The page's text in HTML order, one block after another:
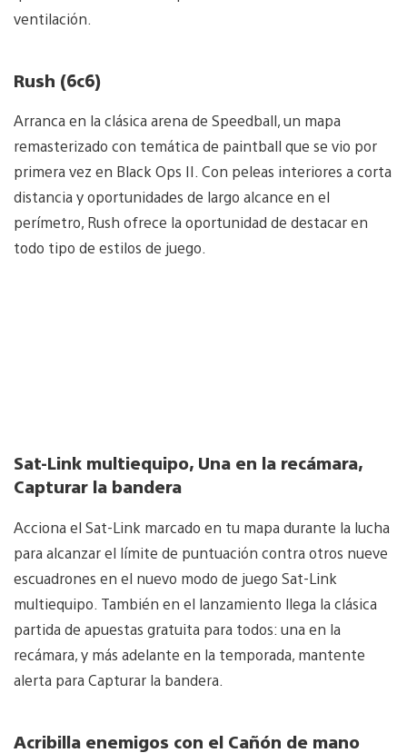
ventilación.
Rush (6c6)
Arranca en la clásica arena de Speedball, un mapa
remasterizado con temática de paintball que se vio por
primera vez en Black Ops II. Con peleas interiores a corta
distancia y oportunidades de largo alcance en el
perímetro, Rush ofrece la oportunidad de destacar en
todo tipo de estilos de juego.
Sat-Link multiequipo, Una en la recámara,
Capturar la bandera
Acciona el Sat-Link marcado en tu mapa durante la lucha
para alcanzar el límite de puntuación contra otros nueve
escuadrones en el nuevo modo de juego Sat-Link
multiequipo. También en el lanzamiento llega la clásica
partida de apuestas gratuita para todos: una en la
recámara, y más adelante en la temporada, mantente
alerta para Capturar la bandera.
Acribilla enemigos con el Cañón de mano